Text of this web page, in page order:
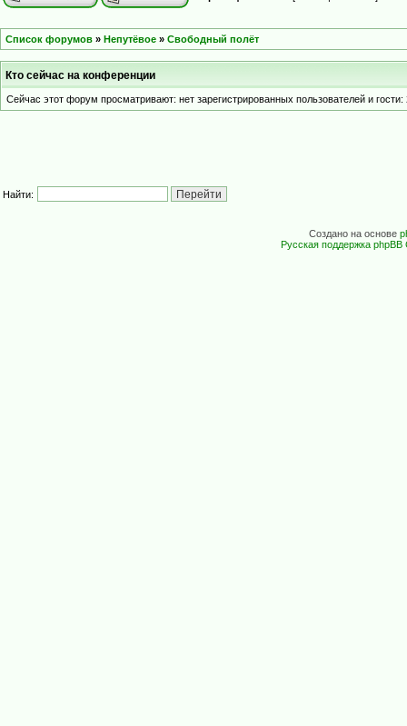
Список форумов » Непутёвое » Свободный полёт
Кто сейчас на конференции
Сейчас этот форум просматривают: нет зарегистрированных пользователей и гости:
Найти:
Создано на основе
Русская поддержка phpBB